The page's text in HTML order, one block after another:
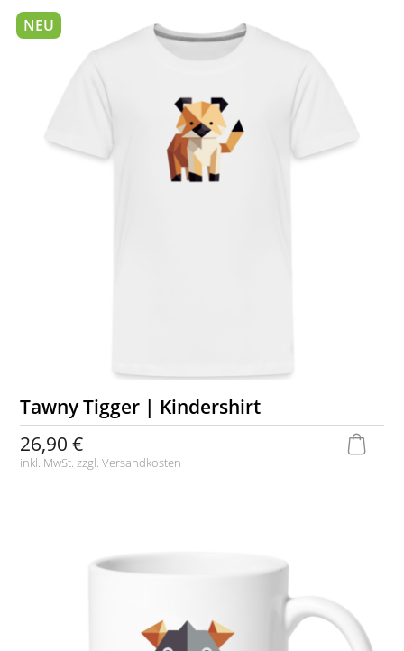
Tawny Tigger | Kindershirt
26,90 €
inkl. MwSt. zzgl.Versandkosten
NEU